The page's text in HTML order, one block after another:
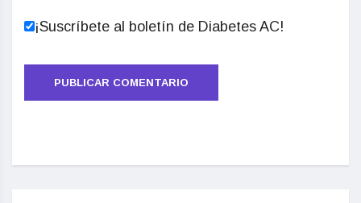
¡Suscríbete al boletín de Diabetes AC!